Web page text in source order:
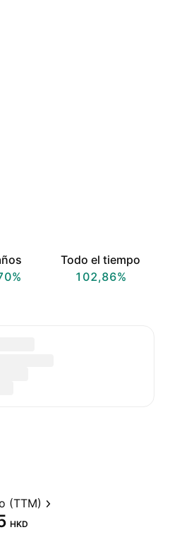
Todo el tiempo
102,86%
(TTM)
HKD